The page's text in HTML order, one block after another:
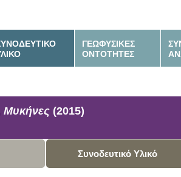
ΓΕΩΦΥΣΙΚΕΣ
ΟΝΤΟΤΗΤΕΣ
Μυκήνες (2015)
Συνοδευτικό Υλικό